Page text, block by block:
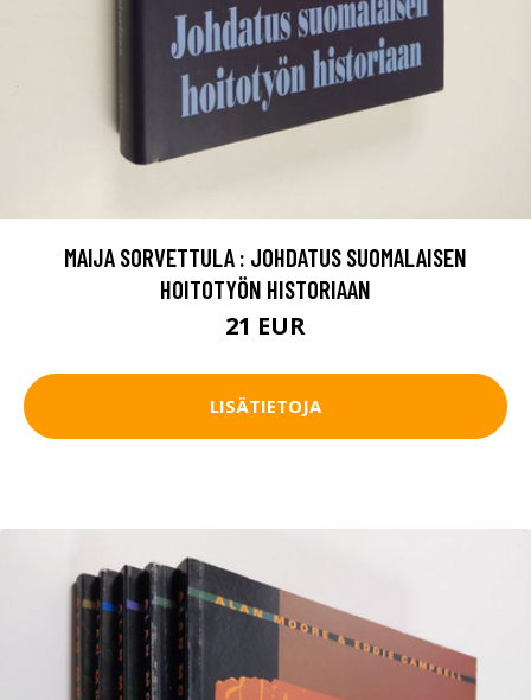
MAIJA SORVETTULA : JOHDATUS SUOMALAISEN
HOITOTYÖN HISTORIAAN
21 EUR
LISÄTIETOJA